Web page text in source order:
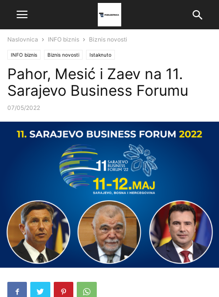
Naslovnica INFO biznis Biznis novosti
INFO biznis Biznis novosti Istaknuto
Pahor, Mesić i Zaev na 11.
Sarajevo Business Forumu
07/05/2022